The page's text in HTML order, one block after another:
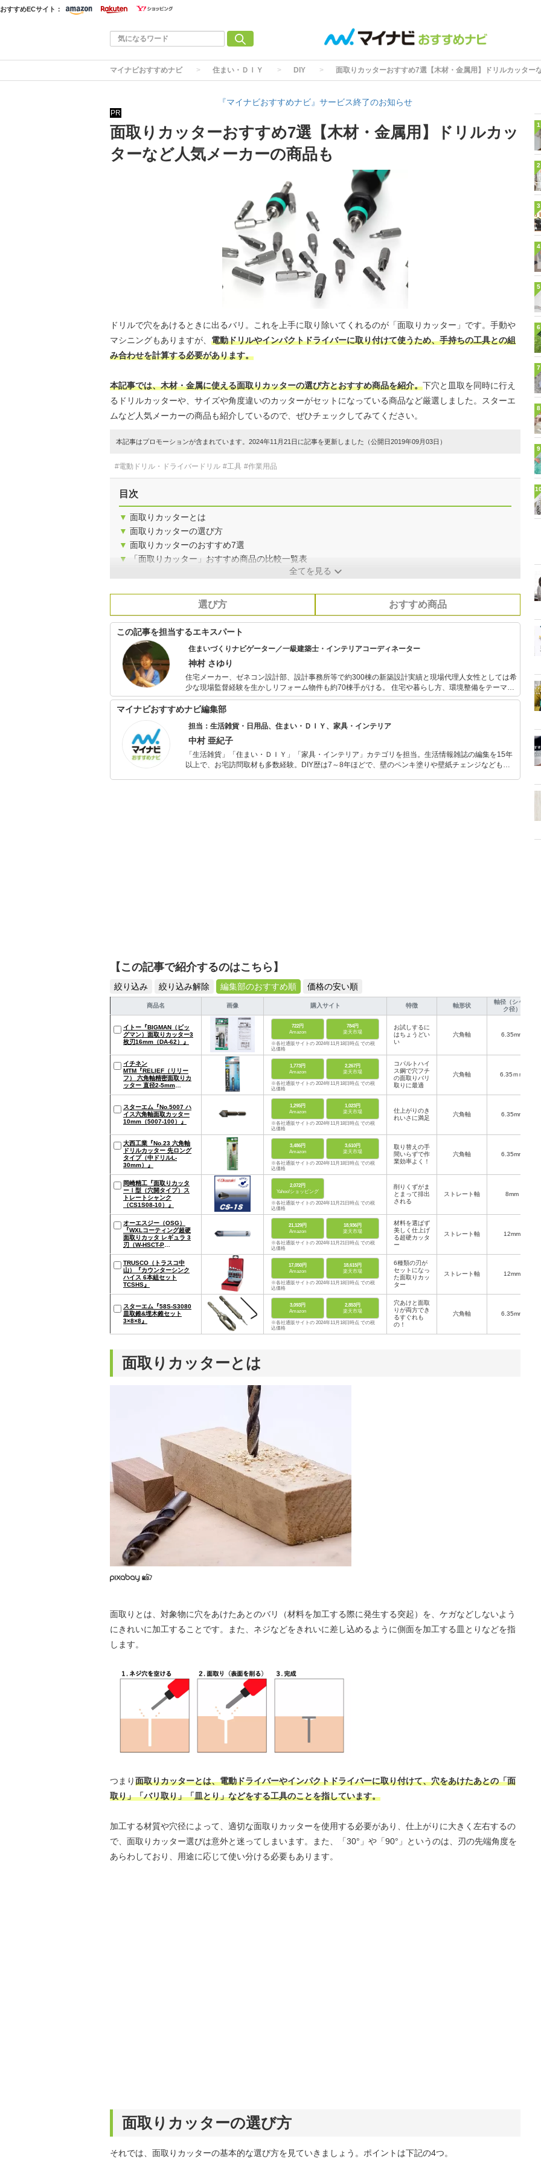
おすすめECサイト：
マイナビおすすめナビ 住まい・ＤＩＹ DIY 面取りカッターおすすめ7選【木材・金属用】ドリルカッター
『マイナビおすすめナビ』サービス終了のお知らせ
PR
面取りカッターおすすめ7選【木材・金属用】ドリルカッ
ターなど人気メーカーの商品も
ドリルで穴をあけるときに出るバリ。これを上手に取り除いてくれるのが「面取りカッター」です。手動や
マシニングもありますが、 電動ドリルやインパクトドライバーに取り付けて使うため、手持ちの工具との組
み合わせを計算する必要があります。
本記事では、木材・金属に使える面取りカッターの選び方とおすすめ商品を紹介。下穴と皿取を同時に行え
るドリルカッターや、サイズや角度違いのカッターがセットになっている商品など厳選しました。スターエ
ムなど人気メーカーの商品も紹介しているので、ぜひチェックしてみてください。
本記事はプロモーションが含まれています。2024年11月21日に記事を更新しました（公開日2019年09月03日）
#電動ドリル・ドライバードリル #工具 #作業用品
目次
▼ 面取りカッターとは
▼ 面取りカッターの選び方
▼ 面取りカッターのおすすめ7選
▼
「面取りカッター」おすすめ商品の比較一覧表
全てを見る
選び方 おすすめ商品
この記事を担当するエキスパート
住まいづくりナビゲーター／一級建築士・インテリアコーディネーター
神村 さゆり
住宅メーカー、ゼネコン設計部、設計事務所等で約300棟の新築設計実績と現場代理人女性としては希
少な現場監督経験を生かしリフォーム物件も約70棟手がける。 住宅や暮らし方、環境整備をテーマ
に、これまで一般企業研修・公的機関・学校等にて講師としてこれまで述べ5000人以上を指導。 整理
収納アドバイザー、ルームスタイリスト資格認定講師として800名余の資格者を認定。また資格試験対
でのプレゼンにも定評があり、多くの文具を試してきた。 多趣味が高じて醗酵教室や手抜き家事教室
を開催し好評を得ている。 子ども３人。A型・獅子座
マイナビおすすめナビ編集部
担当：生活雑貨・日用品、住まい・ＤＩＹ、家具・インテリア
中村 亜紀子
「生活雑貨」「住まい・ＤＩＹ」「家具・インテリア」カテゴリを担当。生活情報雑誌の編集を15年
以上で、お宅訪問取材も多数経験。DIY歴は7～8年ほどで、壁のペンキ塗りや壁紙チェンジなどもチ
【この記事で紹介するのはこちら】
絞り込み 絞り込み解除 編集部のおすすめ順 価格の安い順
商品名 画像 購入サイト 特徴 軸形状
軸径（シャン
ク径）
イトー『BIGMAN（ビッ
グマン）面取りカッター3
枚刃16mm（DA-62）』
722円
Amazon
784円
楽天市場
※各社通販サイトの 2024年11月18日時点 での税
込価格
お試しするに
はちょうどい
い
六角軸 6.35mm
イチネン
MTM『RELIEF（リリー
フ） 六角軸精密面取りカ
ッター 直径2-5mm
1,773円
Amazon
2,267円
楽天市場
※各社通販サイトの 2024年11月18日時点 での税
込価格
コパルトハイ
ス鋼で穴フチ
の面取りバリ
取りに最適
六角軸 6.35ｍｍ
スターエム『No.5007 ハ
イス六角軸面取カッター
10mm（5007-100）』
1,295円
Amazon
1,023円
楽天市場
※各社通販サイトの 2024年11月18日時点 での税
込価格
仕上がりのき
れいさに満足
六角軸 6.35mm
大西工業『No.23 六角軸
ドリルカッター 先ロング
タイプ（中ドリルL-
30mm）』
3,486円
Amazon
3,610円
楽天市場
※各社通販サイトの 2024年11月18日時点 での税
込価格
取り替えの手
間いらずで作
業効率よく！
六角軸 6.35mm
岡崎精工『面取りカッタ
ーⅠ型（穴開タイプ）ス
トレートシャンク
（CS1S08-10）』
2,072円
Yahoo!ショッピング
※各社通販サイトの 2024年11月21日時点 での税
込価格
削りくずがま
とまって排出
される
ストレート軸 8mm
オーエスジー（OSG）
『WXLコーティング超硬
面取りカッタ レギュラ 3
刃（W-HSCT-P
21,129円
Amazon
18,936円
楽天市場
※各社通販サイトの 2024年11月21日時点 での税
込価格
材料を選ばず
美しく仕上げ
る超硬カッタ
ー
ストレート軸 12mm
TRUSCO（トラスコ中
山）『カウンターシンク
ハイス 6本組セット
TCSHS』
17,050円
Amazon
18,615円
楽天市場
※各社通販サイトの 2024年11月18日時点 での税
込価格
6種類の刃が
セットになっ
た面取りカッ
ター
ストレート軸 12mm
スターエム『58S-S3080
皿取錐&埋木錐セット
3×8×8』
3,093円
Amazon
2,853円
楽天市場
※各社通販サイトの 2024年11月18日時点 での税
込価格
穴あけと面取
りが両方でき
るすぐれも
の！
六角軸 6.35mm
面取りカッターとは
面取りとは、対象物に穴をあけたあとのバリ（材料を加工する際に発生する突起）を、ケガなどしないよう
にきれいに加工することです。また、ネジなどをきれいに差し込めるように側面を加工する皿とりなどを指
します。
つまり面取りカッターとは、電動ドライバーやインパクトドライバーに取り付けて、穴をあけたあとの「面
取り」「バリ取り」「皿とり」などをする工具のことを指しています。
加工する材質や穴径によって、適切な面取りカッターを使用する必要があり、仕上がりに大きく左右するの
で、面取りカッター選びは意外と迷ってしまいます。また、「30°」や「90°」というのは、刃の先端角度を
あらわしており、用途に応じて使い分ける必要もあります。
面取りカッターの選び方
それでは、面取りカッターの基本的な選び方を見ていきましょう。ポイントは下記の4つ。
1
2
3
4
5
6
7
8
9